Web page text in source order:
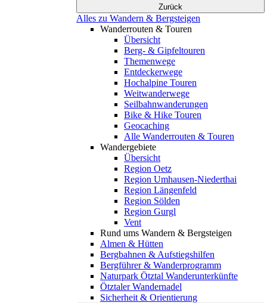
Zurück
Alles zu Wandern & Bergsteigen
Wanderrouten & Touren
Übersicht
Berg- & Gipfeltouren
Themenwege
Entdeckerwege
Hochalpine Touren
Weitwanderwege
Seilbahnwanderungen
Bike & Hike Touren
Geocaching
Alle Wanderrouten & Touren
Wandergebiete
Übersicht
Region Oetz
Region Umhausen-Niederthai
Region Längenfeld
Region Sölden
Region Gurgl
Vent
Rund ums Wandern & Bergsteigen
Almen & Hütten
Bergbahnen & Aufstiegshilfen
Bergführer & Wanderprogramm
Naturpark Ötztal Wanderunterkünfte
Ötztaler Wandernadel
Sicherheit & Orientierung